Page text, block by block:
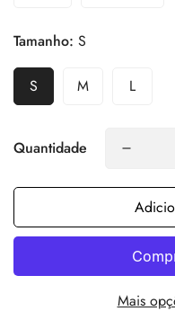
Tamanho: S
S M L
Quantidade
Mais